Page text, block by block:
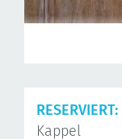
RESERVIERT:
Kappel